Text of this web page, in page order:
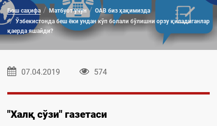
Бош саҳифа Матбуот учун
ОАВ биз ҳақимизда
Ўзбекистонда беш ёки ундан кўп болали бўлишни орзу қиладиганлар
қаерда яшайди?
07.04.2019 574
"Халқ сўзи" газетаси